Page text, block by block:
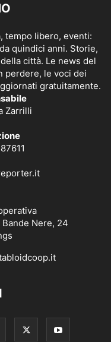
tempo libero, eventi:
quindici anni. Storie,
città. Le news del
perdere, le voci dei
gratuitamente.
Zarrilli
Nere, 24